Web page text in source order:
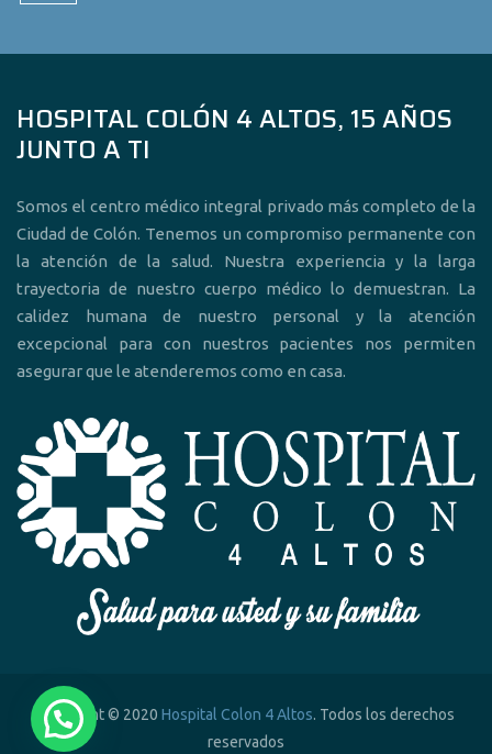
HOSPITAL COLÓN 4 ALTOS, 15 AÑOS
JUNTO A TI
Somos el centro médico integral privado más completo de la
Ciudad de Colón. Tenemos un compromiso permanente con
la atención de la salud. Nuestra experiencia y la larga
trayectoria de nuestro cuerpo médico lo demuestran. La
calidez humana de nuestro personal y la atención
excepcional para con nuestros pacientes nos permiten
asegurar que le atenderemos como en casa.
Copyright © 2020 Hospital Colon 4 Altos. Todos los derechos
reservados